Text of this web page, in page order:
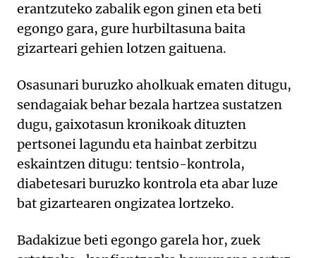
erantzuteko zabalik egon ginen eta beti
egongo gara, gure hurbiltasuna baita
gizarteari gehien lotzen gaituena.
Osasunari buruzko aholkuak ematen ditugu,
sendagaiak behar bezala hartzea sustatzen
dugu, gaixotasun kronikoak dituzten
pertsonei lagundu eta hainbat zerbitzu
eskaintzen ditugu: tentsio-kontrola,
diabetesari buruzko kontrola eta abar luze
bat gizartearen ongizatea lortzeko.
Badakizue beti egongo garela hor, zuek